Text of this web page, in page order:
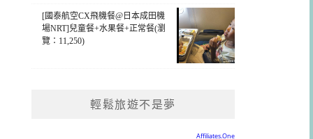
[國泰航空CX飛機餐@日本成田機
場NRT]兒童餐+水果餐+正常餐(瀏
覽：11,250)
輕鬆旅遊不是夢